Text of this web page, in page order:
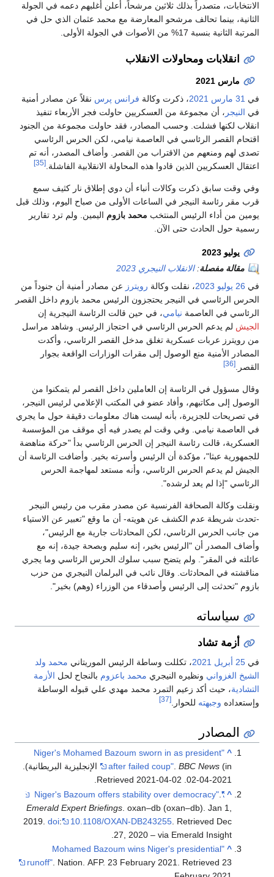
الانتخابات، متصدراً بذلك ثلاثين مرشحاً، أعلن أغلبهم دعمه في الجولة
الثانية، بينما تحالف مرشحو المعارضة مع محمد عثمان الذي حل في
المرتبة الثانية بنسبة 17% من الأصوات في الجولة الأولى.
انقلابات ومحاولات الانقلاب
مارس 2021
في 31 مارس 2021، ذكرت وكالة فرانس پرس نقلاً عن مصادر أمنية
في النيجر ، أن مجموعة من العسكريين حاولت فجر الأربعاء تنفيذ
انقلاب لكنها فشلت. وحسب المصادر، فقد حاولت مجموعة من الجنود
اقتحام القصر الرئاسي في العاصمة نيامي، لكن الحرس الرئاسي
تصدى لهم ومنعهم من الاقتراب من القصر. وأضاف المصدر، أنه تم
اعتقال العسكريين الذين قادوا هذه المحاولة الانقلابية الفاشلة. [35]
وفي وقت سابق ذكرت وكالات أنباء أن دوي إطلاق نار كثيف سمع
قرب مقر رئاسة النيجر في الساعات الأولى من صباح اليوم، وذلك قبل
يومين من أداء الرئيس المنتخب محمد بازوم اليمين. ولم ترد تقارير
رسمية حول الحادث حتى الآن.
يوليو 2023
مقالة مفصلة:الانقلاب النيجري 2023
في 26 يوليو 2023، نقلت وكالة رويترز عن مصادر أمنية أن جنوداً من
الحرس الرئاسي في النيجر يحتجزون الرئيس محمد بازوم داخل القصر
الرئاسي في العاصمة نيامي، في حين قالت الرئاسة النيجرية إن
الجيش لم يدعم الحرس الرئاسي في احتجاز الرئيس. وشاهد مراسل
من رويترز عربات عسكرية تغلق مدخل القصر الرئاسي، وأكدت
المصادر الأمنية منع الوصول إلى مقرات الوزارات الواقعة بجوار
القصر.
[36]
وقال مسؤول في الرئاسة إن العاملين داخل القصر لم يتمكنوا من
الوصول إلى مكاتبهم، وأفاد عضو في المكتب الإعلامي لرئيس النيجر،
في تصريحات للجزيرة، بأنه ليست هناك معلومات دقيقة حول ما يجري
في العاصمة نيامي. وفي وقت لم يصدر فيه أي موقف من المؤسسة
العسكرية، قالت رئاسة النيجر إن الحرس الرئاسي بدأ "حركة مناهضة
للجمهورية عبثا"، مؤكدة أن الرئيس وأسرته بخير. وأضافت الرئاسة أن
الجيش لم يدعم الحرس الرئاسي، وأنه مستعد لمهاجمة الحرس
الرئاسي "إذا لم يعد لرشده".
ونقلت وكالة الصحافة الفرنسية عن مصدر مقرب من رئيس النيجر
-تحدث شريطة عدم الكشف عن هويته- أن ما وقع "تعبير عن الاستياء
من جانب الحرس الرئاسي، لكن المحادثات جارية مع الرئيس"،
وأضاف المصدر أن "الرئيس بخير، إنه سليم وبصحة جيدة، إنه مع
عائلته في المقر". ولم يتضح سبب سلوك الحرس الرئاسي وما يجري
مناقشته في المحادثات. وقال نائب في البرلمان النيجري من حزب
بازوم "تحدثت إلى الرئيس وأصدقاء من الوزراء (وهم) بخير".
سياساته
أزمة تشاد
في 25 أبريل 2021، تكللت وساطة الرئيس الموريتاني محمد ولد
الشيخ الغزواني ونظيره النيجري محمد باعزوم بالنجاح لحل الأزمة
التشادية، حيث أكد زعيم التمرد محمد مهدي علي قبوله الوساطة
وإستعداده وجبهته للحوار. [37]
المصادر
^
"Niger's Mohamed Bazoum sworn in as president
after failed coup".BBC News
(in الإنجليزية البريطانية).
2021-04-02
. Retrieved
2021-04-02
.
^
"Niger's Bazoum offers stability over democracy"
.
Emerald Expert Briefings . oxan–db (oxan–db). Jan 1,
2019.doi: 10.1108/OXAN-DB243255 . Retrieved Dec
27,
2020 – via Emerald Insight.
^
"Mohamed Bazoum wins Niger's presidential
runoff". Nation. AFP. 23 February 2021. Retrieved23